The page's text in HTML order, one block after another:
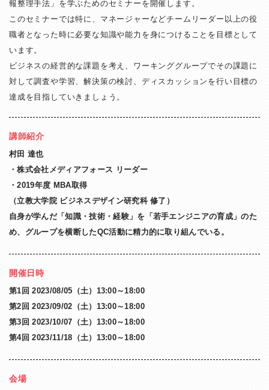
報整理手法」を学ぶためのセミナーを開催します。
このセミナーでは特に、マネージャーなどチームリーダー以上の役
職者となった時に必要な知識や能力を身につけることを目標として
います。
ビジネスの経営的な課題を考え、ワーキンググループでその課題に
対して調査や学習、解決策の検討、ディスカッションを行い目標の
達成を目指していきましょう。
講師紹介
村田 達也
・株式会社メディアフォース リーダー
・2019年度 MBA取得
（立教大学院 ビジネスデザイン研究科 修了）
自身が学んだ「知識・技術・経験」を「若手エンジニアの育成」のた
め、グループを横断したQC活動に精力的に取り組んでいる。
開催日 時
第1回 2023/08/05（土）13:00～18:00
第2回 2023/09/02（土）13:00～18:00
第3回 2023/10/07（土）13:00～18:00
第4回 2023/11/18（土）13:00～18:00
会場